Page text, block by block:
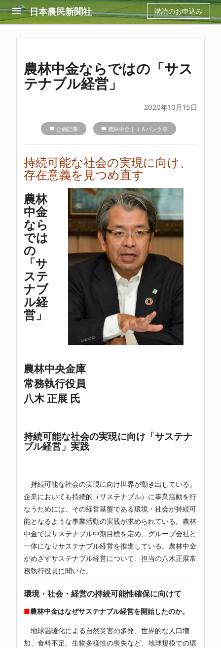
menu 日本農民新聞社 購読のお申込み
農林中金ならではの「サス
テナブル経営」
2020年10月15日
folder 企画記事 folder 農林中金｜ＪＡバンク等
持続可能な社会の実現に向け、
存在意義を見つめ直す
農林
中金
なら
では
の
「サ
ステ
ナブ
ル経
営」
農林中央金庫
常務執行役員
八木 正展 氏
持続可能な社会の実現に向け「サステナ
ブル経営」実践
持続可能な社会の実現に向け世界が動き出している。
企業においても持続的（サステナブル）に事業活動を行
なうためには、その経営基盤である環境・社会が持続可
能となるような事業活動の実践が求められている。農林
中金ではサステナブル中期目標を定め、グループ会社と
一体になりサステナブル経営を推進している。農林中金
がめざすサステナブル経営について、担当の八木正展常
務執行役員に聞いた。
環境・社会・経営の持続可能性確保に向けて
■農林中金はなぜサステナブル経営を開始したのか。
地球温暖化による自然災害の多発、世界的な人口増
加、食料不足、生物多様性の喪失など、地球規模での環